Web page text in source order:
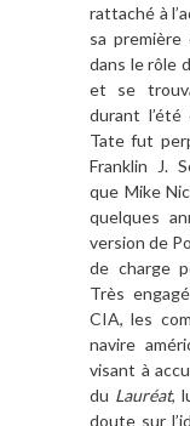
rattaché à l’
sa première
dans le rôle
et se
durant l’été
Tate fut
Franklin J.
que Mike
quelques
version de
de charge
Très
CIA, les
navire
visant à
du Lauréat,
doute sur l’